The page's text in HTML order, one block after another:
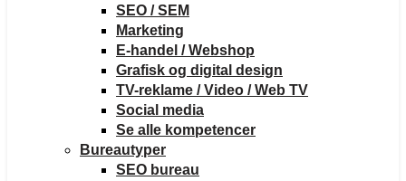
SEO / SEM
Marketing
E-handel / Webshop
Grafisk og digital design
TV-reklame / Video / Web TV
Social media
Se alle kompetencer
Bureautyper
SEO bureau